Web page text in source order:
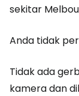
sekitar
Anda tidak
Tidak ada
kamera dan